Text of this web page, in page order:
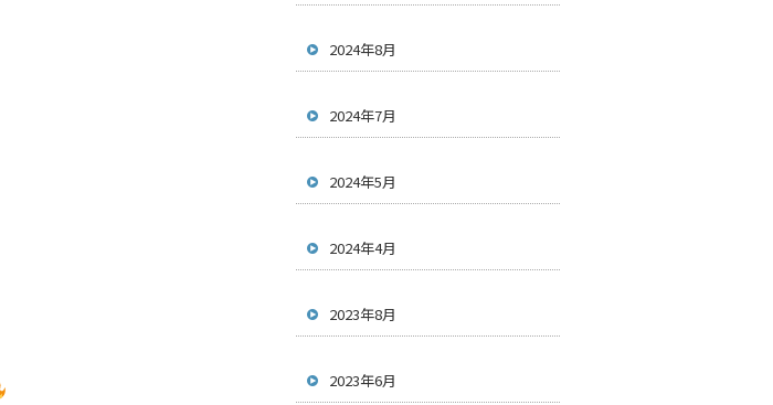
2024年8月
2024年7月
2024年5月
2024年4月
2023年8月
2023年6月